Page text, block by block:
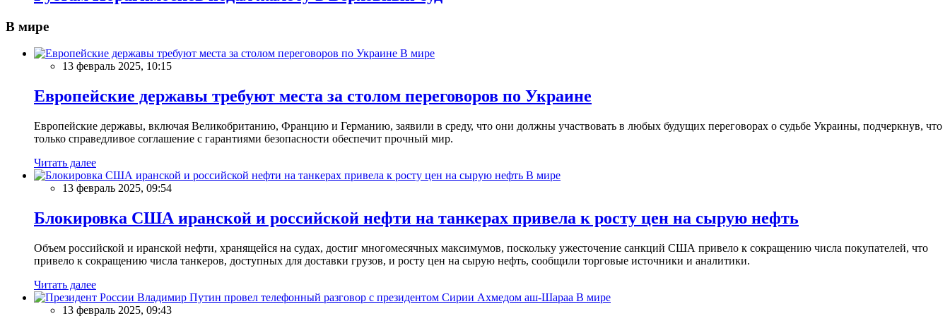
В мире
В мире
13 февраль 2025, 10:15
Европейские державы требуют места за столом переговоров по Украине
Европейские державы, включая Великобританию, Францию и Германию, заявили в среду, что они должны участвовать в любых будущих переговорах о судьбе Украины, подчеркнув, что
только справедливое соглашение с гарантиями безопасности обеспечит прочный мир.
Читать далее
В мире
13 февраль 2025, 09:54
Блокировка США иранской и российской нефти на танкерах привела к росту цен на сырую нефть
Объем российской и иранской нефти, хранящейся на судах, достиг многомесячных максимумов, поскольку ужесточение санкций США привело к сокращению числа покупателей, что
привело к сокращению числа танкеров, доступных для доставки грузов, и росту цен на сырую нефть, сообщили торговые источники и аналитики.
Читать далее
В мире
13 февраль 2025, 09:43